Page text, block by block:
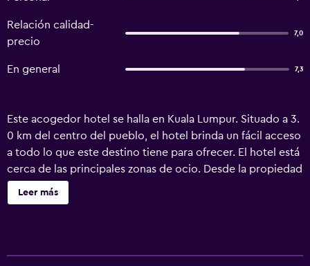
Relación calidad-
precio
7,0
En general 7,3
Este acogedor hotel se halla en Kuala Lumpur. Situado a 3.
0 km del centro del pueblo, el hotel brinda un fácil acceso
a todo lo que este destino tiene para ofrecer. El hotel está
cerca de las principales zonas de ocio. Desde la propiedad
se llega fácilmente a las principales conexiones de
transporte público de la ciudad. El establecimiento cuenta
Leer más